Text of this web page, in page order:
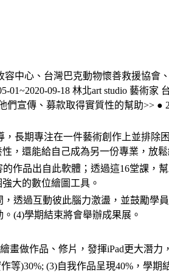
中心、台灣巴克動物懷善救援協
01~2020-09-18 林北art studio 藝術
宣傳、募款取得實質性的幫助>> ●
，長期專注在一件藝術創作上並排
，還能給自己成為另一份專業，放鬆
作品出自此軟體；透過這16堂課，
大的數位繪圖工具。
透過互動彼此腦力激盪，並鼓勵學
(4)學期結束將會舉辦成果展。
畫做作品、修片，發揮iPad更大潛力
等)30%; (3)自我作品呈現40%，學